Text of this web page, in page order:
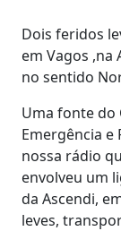
Dois feridos
em Vagos
no sentido
Uma fonte do
Emergência e
nossa rádio
envolveu um
da Ascendi,
leves,